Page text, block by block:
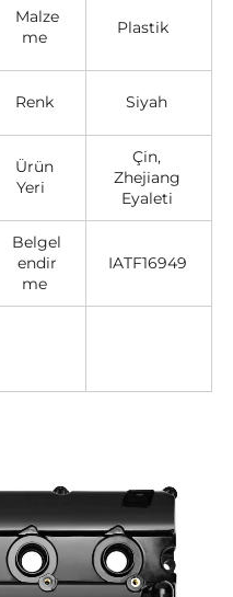
Malze
me
Plastik
Renk Siyah
Ürün
Yeri
Çin,
Zhejiang
Eyaleti
Belgel
endir
me